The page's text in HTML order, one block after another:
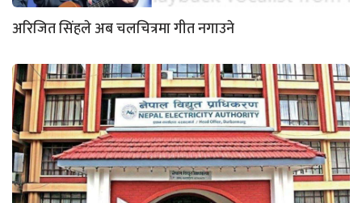
अरिजित सिंहले अब चलचित्रमा गीत नगाउने